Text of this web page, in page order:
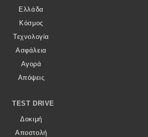
Ελλάδα
Κόσμος
Τεχνολογία
Ασφάλεια
Αγορά
Απόψεις
TEST DRIVE
Δοκιμή
Αποστολή